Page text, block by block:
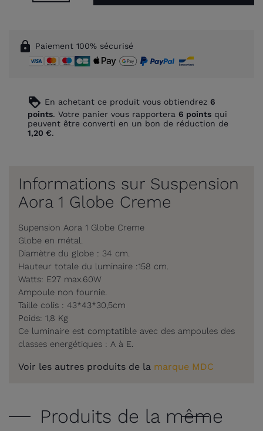
lock Paiement 100% sécurisé
loyalty En achetant ce produit vous obtiendrez 6
points. Votre panier vous rapportera 6 points qui
peuvent être converti en un bon de réduction de
1,20 €.
Informations sur Suspension
Aora 1 Globe Creme
Supension Aora 1 Globe Creme
Globe en métal.
Diamètre du globe : 34 cm.
Hauteur totale du luminaire :158 cm.
Watts: E27 max.60W
Ampoule non fournie.
Taille colis : 43*43*30,5cm
Poids: 1,8 Kg
Ce luminaire est comptatible avec des ampoules des
classes energétiques : A à E.
Voir les autres produits de la marque MDC
Produits de la même